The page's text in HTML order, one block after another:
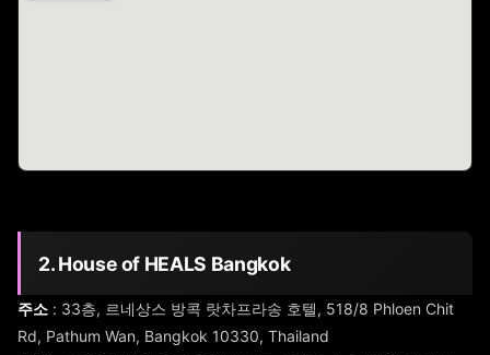
2. House of HEALS Bangkok
주소 : 33층, 르네상스 방콕 랏차프라송 호텔, 518/8 Phloen Chit
Rd, Pathum Wan, Bangkok 10330, Thailand